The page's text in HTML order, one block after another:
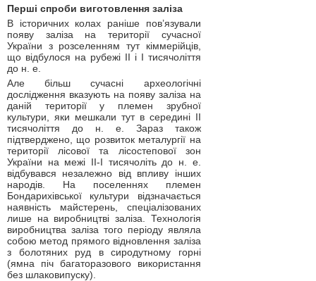
Перші спроби виготовлення заліза
В історичних колах раніше пов’язували
появу заліза на території сучасної
України з розселенням тут кіммерійців,
що відбулося на рубежі II і I тисячоліття
до н. е.
Але більш сучасні археологічні
дослідження вказують на появу заліза на
даній території у племен зрубної
культури, яки мешкали тут в середині ІІ
тисячоліття до н. е. Зараз також
підтверджено, що розвиток металургії на
території лісової та лісостепової зон
України на межі ІІ-І тисячоліть до н. е.
відбувався незалежно від впливу інших
народів. На поселеннях племен
Бондарихівської культури відзначається
наявність майстерень, спеціалізованих
лише на виробництві заліза. Технологія
виробництва заліза того періоду являла
собою метод прямого відновлення заліза
з болотяних руд в сиродутному горні
(ямна піч багаторазового використання
без шлаковипуску).